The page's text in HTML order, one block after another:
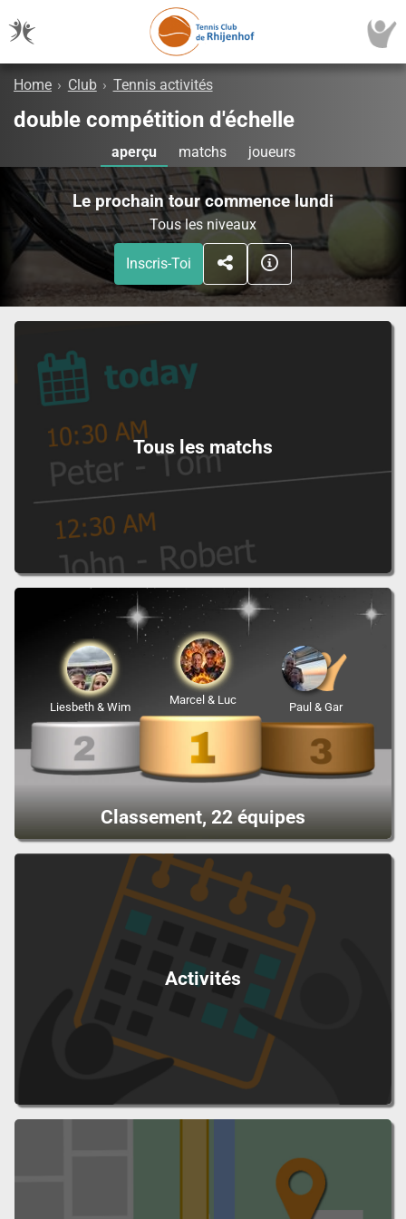
Home › Club › Tennis activités
double compétition d'échelle
aperçu matchs joueurs
Le prochain tour commence lundi
Tous les niveaux
Inscris-Toi
Tous les matchs
Classement, 22 équipes
Marcel & Luc
Liesbeth & Wim Paul & Gar
Activités